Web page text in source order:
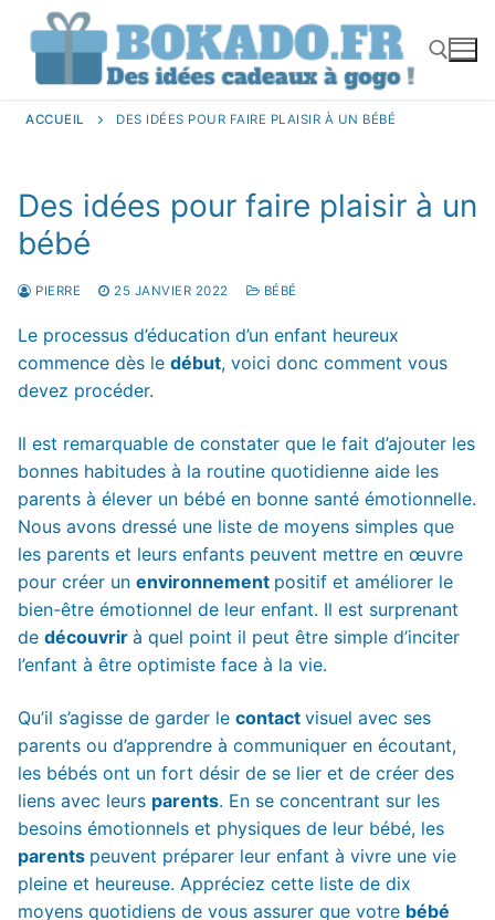
ACCUEIL DES IDÉES POUR FAIRE PLAISIR À UN BÉBÉ
Des idées pour faire plaisir à un
bébé
PIERRE 25 JANVIER 2022 BÉBÉ
Le processus d’éducation d’un enfant heureux
commence dès le début, voici donc comment vous
devez procéder.
Il est remarquable de constater que le fait d’ajouter les
bonnes habitudes à la routine quotidienne aide les
parents à élever un bébé en bonne santé émotionnelle.
Nous avons dressé une liste de moyens simples que
les parents et leurs enfants peuvent mettre en œuvre
pour créer un environnement positif et améliorer le
bien-être émotionnel de leur enfant. Il est surprenant
de découvrir à quel point il peut être simple d’inciter
l’enfant à être optimiste face à la vie.
Qu’il s’agisse de garder le contact visuel avec ses
parents ou d’apprendre à communiquer en écoutant,
les bébés ont un fort désir de se lier et de créer des
liens avec leurs parents. En se concentrant sur les
besoins émotionnels et physiques de leur bébé, les
parents peuvent préparer leur enfant à vivre une vie
pleine et heureuse. Appréciez cette liste de dix
moyens quotidiens de vous assurer que votre bébé